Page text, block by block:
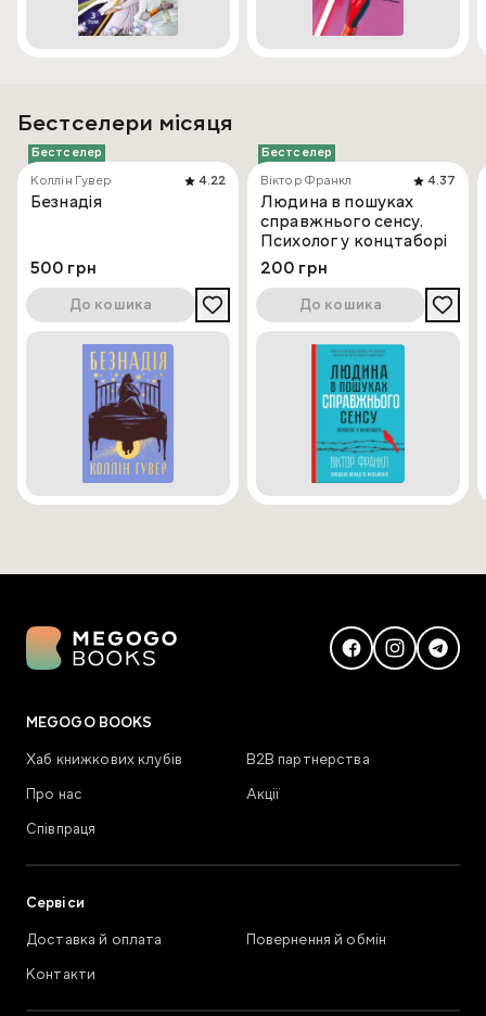
Бестселери місяця
Бестселер
Коллін Гувер
4.22
Безнадія
500 грн
До кошика
Бестселер
Віктор Франкл
4.37
Людина в пошуках
справжнього сенсу.
Психолог у концтаборі
200 грн
До кошика
MEGOGO BOOKS
Хаб книжкових клубів
В2В партнерства
Про нас
Акції
Співпраця
Сервіси
Доставка й оплата
Повернення й обмін
Контакти